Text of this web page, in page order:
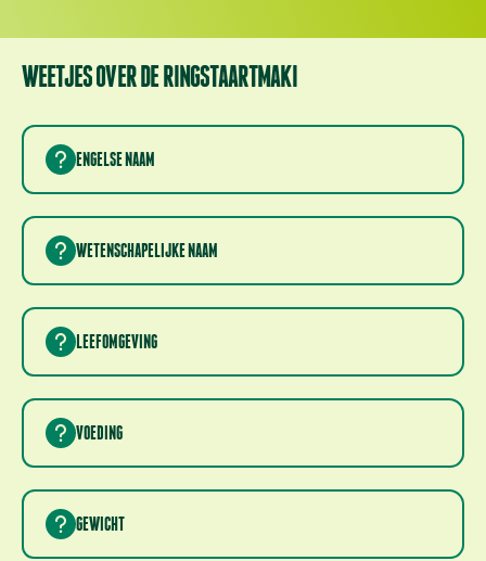
WEETJES OVER DE RINGSTAARTMAKI
ENGELSE NAAM
WETENSCHAPELIJKE NAAM
LEEFOMGEVING
VOEDING
GEWICHT